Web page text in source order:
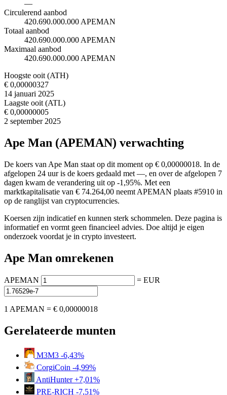
—
Circulerend aanbod
420.690.000.000 APEMAN
Totaal aanbod
420.690.000.000 APEMAN
Maximaal aanbod
420.690.000.000 APEMAN
Hoogste ooit (ATH)
€ 0,00000327
14 januari 2025
Laagste ooit (ATL)
€ 0,00000005
2 september 2025
Ape Man (APEMAN) verwachting
De koers van Ape Man staat op dit moment op € 0,00000018. In de
afgelopen 24 uur is de koers gedaald met —, en over de afgelopen 7
dagen kwam de verandering uit op -1,95%. Met een
marktkapitalisatie van € 74.264,00 neemt APEMAN plaats #5910 in
op de ranglijst van cryptocurrencies.
Koersen zijn indicatief en kunnen sterk schommelen. Deze pagina is
informatief en vormt geen financieel advies. Doe altijd je eigen
onderzoek voordat je in crypto investeert.
Ape Man omrekenen
APEMAN = EUR
1 APEMAN = € 0,00000018
Gerelateerde munten
M3M3 -6,43%
CorgiCoin -4,99%
AntiHunter +7,01%
PRE-RICH -7,51%